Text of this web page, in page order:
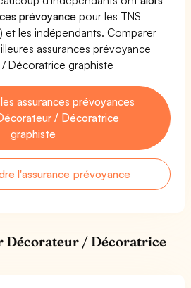
prévoyance pour les TNS
et les indépendants. Comparer
assurances prévoyance
Décoratrice graphiste
assurances prévoyances
/ Décoratrice
graphiste
l'assurance prévoyance
Décorateur / Décoratrice